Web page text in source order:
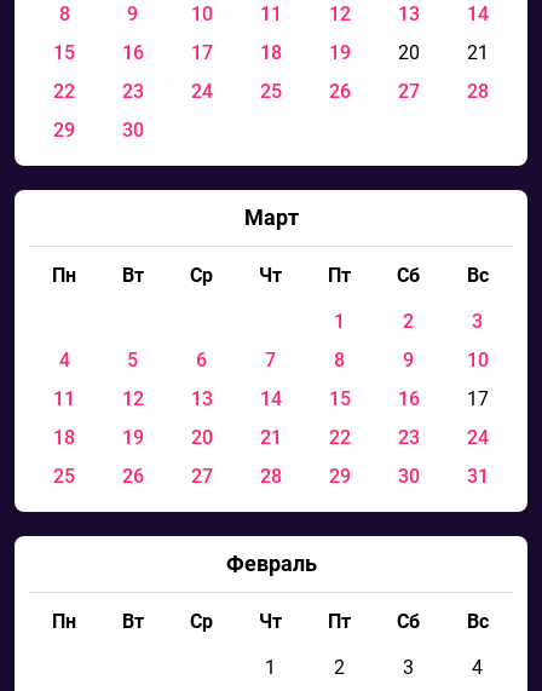
8 9 10 11 12 13
14
15
16 17 18 19 20
21
22
23 24 25 26 27
28
29
30
Март
Пн Вт Ср Чт Пт Сб
Вс
1
2
3
4
5 6 7 8 9
10
11
12 13 14 15 16
17
18
19 20 21 22 23
24
25
26 27 28 29 30 31
Февраль
Пн Вт Ср Чт Пт Сб
Вс
1
2 3
4